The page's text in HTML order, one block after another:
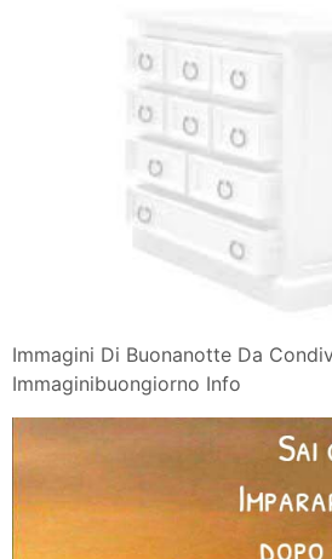
Immagini Di Buonanotte Da
Immaginibuongiorno Info